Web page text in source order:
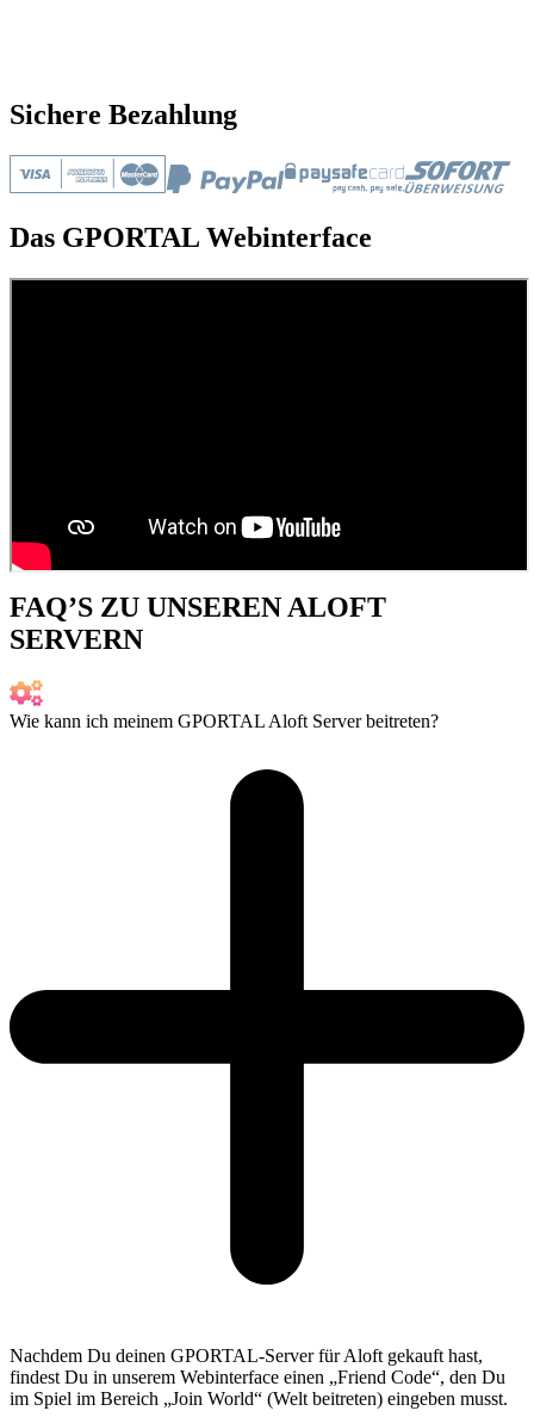
Sichere Bezahlung
Das GPORTAL Webinterface
FAQ’S ZU UNSEREN ALOFT
SERVERN
Wie kann ich meinem GPORTAL Aloft Server beitreten?
Nachdem Du deinen GPORTAL-Server für Aloft gekauft hast,
findest Du in unserem Webinterface einen „Friend Code“, den Du
im Spiel im Bereich „Join World“ (Welt beitreten) eingeben musst.